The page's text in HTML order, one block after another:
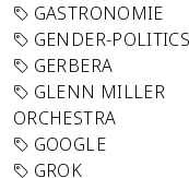
GASTRONOMIE
GENDER-POLITICS
GERBERA
GLENN MILLER
ORCHESTRA
GOOGLE
GROK